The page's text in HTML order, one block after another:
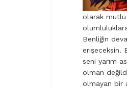
olarak mutlu
Benliğin
erişeceksin.
seni yarım
olman
olmayan bir